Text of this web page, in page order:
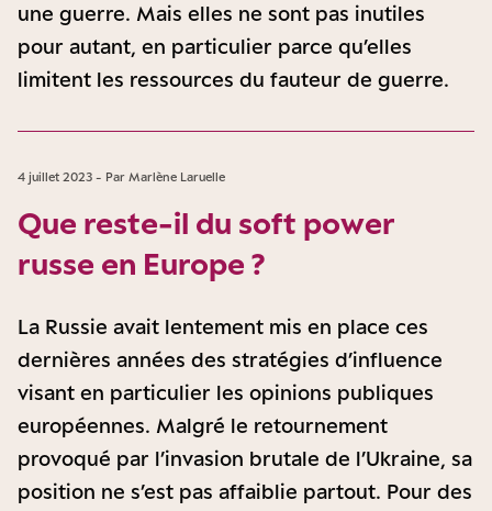
une guerre. Mais elles ne sont pas inutiles
pour autant, en particulier parce qu’elles
limitent les ressources du fauteur de guerre.
4 juillet 2023 - Par Marlène Laruelle
Que reste-il du soft power
russe en Europe ?
La Russie avait lentement mis en place ces
dernières années des stratégies d’influence
visant en particulier les opinions publiques
européennes. Malgré le retournement
provoqué par l’invasion brutale de l’Ukraine, sa
position ne s’est pas affaiblie partout. Pour des